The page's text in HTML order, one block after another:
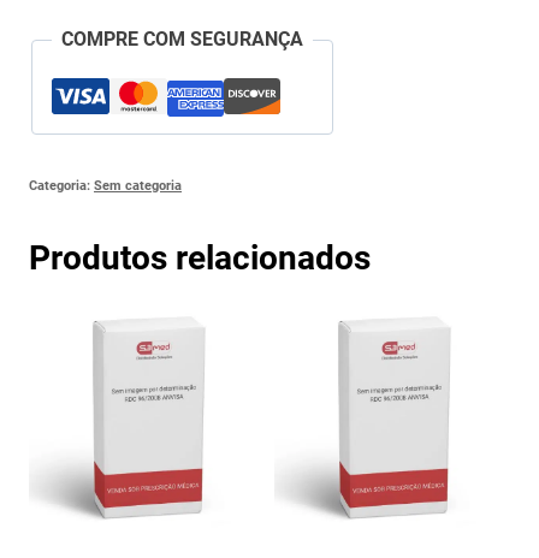
COMPRE COM SEGURANÇA
Categoria: Sem categoria
Produtos relacionados